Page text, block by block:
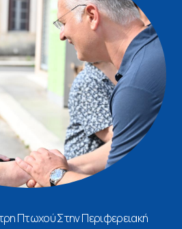
Πτωχού Στην Περιφερειακή